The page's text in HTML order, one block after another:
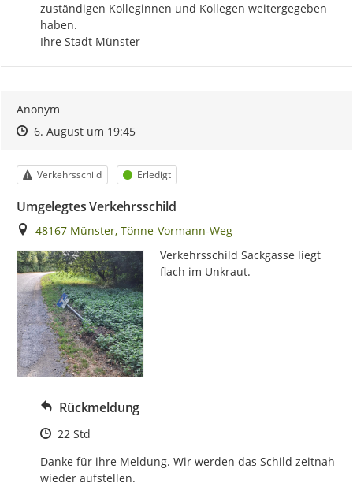
zuständigen Kolleginnen und Kollegen weitergegeben
haben.
Ihre Stadt Münster
Anonym
Zeitpunkt des Erstellens
Zeitpunkt des Erstellens
6. August um 19:45Zur Äußerung
Kategorie
Verkehrsschild Status
Erledigt
Umgelegtes Verkehrsschild
Ort
48167 Münster, Tönne-Vormann-Weg
Verkehrsschild Sackgasse liegt
flach im Unkraut.
Rückmeldung
Zeitpunkt des Erstellens
22 Std
Danke für ihre Meldung. Wir werden das Schild zeitnah
wieder aufstellen.